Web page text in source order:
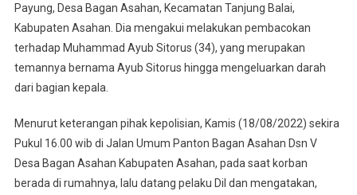
Payung, Desa Bagan Asahan, Kecamatan Tanjung Balai,
Kabupaten Asahan. Dia mengakui melakukan pembacokan
terhadap Muhammad Ayub Sitorus (34), yang merupakan
temannya bernama Ayub Sitorus hingga mengeluarkan darah
dari bagian kepala.
Menurut keterangan pihak kepolisian, Kamis (18/08/2022) sekira
Pukul 16.00 wib di Jalan Umum Panton Bagan Asahan Dsn V
Desa Bagan Asahan Kabupaten Asahan, pada saat korban
berada di rumahnya, lalu datang pelaku Dil dan mengatakan,